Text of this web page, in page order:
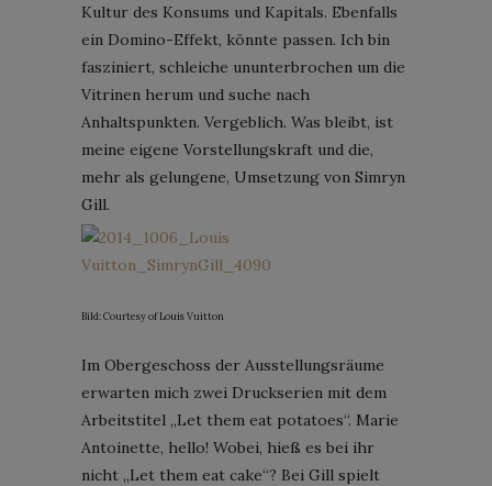
Kultur des Konsums und Kapitals. Ebenfalls
ein Domino-Effekt, könnte passen. Ich bin
fasziniert, schleiche ununterbrochen um die
Vitrinen herum und suche nach
Anhaltspunkten. Vergeblich. Was bleibt, ist
meine eigene Vorstellungskraft und die,
mehr als gelungene, Umsetzung von Simryn
Gill.
Bild: Courtesy of Louis Vuitton
Im Obergeschoss der Ausstellungsräume
erwarten mich zwei Druckserien mit dem
Arbeitstitel „Let them eat potatoes“. Marie
Antoinette, hello! Wobei, hieß es bei ihr
nicht „Let them eat cake“? Bei Gill spielt